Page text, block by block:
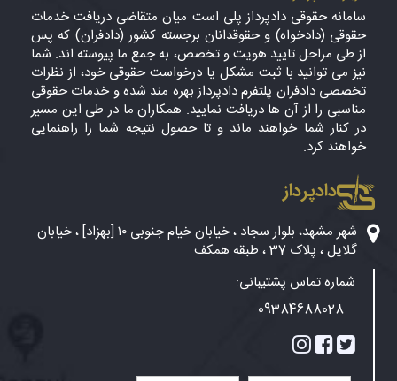
سامانه حقوقی دادپرداز پلی است میان متقاضی دریافت خدمات
حقوقی (دادخواه) و حقوقدانان برجسته کشور (دادفران) که پس
از طی مراحل تایید هویت و تخصص، به جمع ما پیوسته اند. شما
نیز می توانید با ثبت مشکل یا درخواست حقوقی خود، از نظرات
تخصصی دادفران پلتفرم دادپرداز بهره مند شده و خدمات حقوقی
مناسبی را از آن ها دریافت نمایید. همکاران ما در طی این مسیر
در کنار شما خواهند ماند و تا حصول نتیجه شما را راهنمایی
خواهند کرد.
دادپرداز
شهر مشهد، بلوار سجاد ، خیابان خیام جنوبی ۱۰ [بهزاد] ، خیابان
گلایل ، پلاک 37 ، طبقه همکف
شماره تماس پشتیبانی:
09384688028